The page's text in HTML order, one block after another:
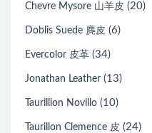
Chevre Mysore 山羊皮 (20)
Doblis Suede 麂皮 (6)
Evercolor 皮革 (34)
Jonathan Leather (13)
Taurillion Novillo (10)
Taurillon Clemence 皮 (24)